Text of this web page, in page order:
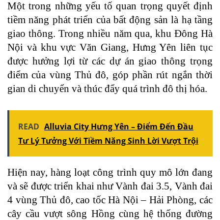
Một trong những yếu tố quan trọng quyết định
tiềm năng phát triển của bất động sản là hạ tầng
giao thông. Trong nhiều năm qua, khu Đông Hà
Nội và khu vực Văn Giang, Hưng Yên liên tục
được hưởng lợi từ các dự án giao thông trọng
điểm của vùng Thủ đô, góp phần rút ngắn thời
gian di chuyển và thúc đẩy quá trình đô thị hóa.
READ Alluvia City Hưng Yên – Điểm Đến Đầu
Tư Lý Tưởng Với Tiềm Năng Sinh Lời Vượt Trội
Hiện nay, hàng loạt công trình quy mô lớn đang
và sẽ được triển khai như Vành đai 3.5, Vành đai
4 vùng Thủ đô, cao tốc Hà Nội – Hải Phòng, các
cây cầu vượt sông Hồng cùng hệ thống đường